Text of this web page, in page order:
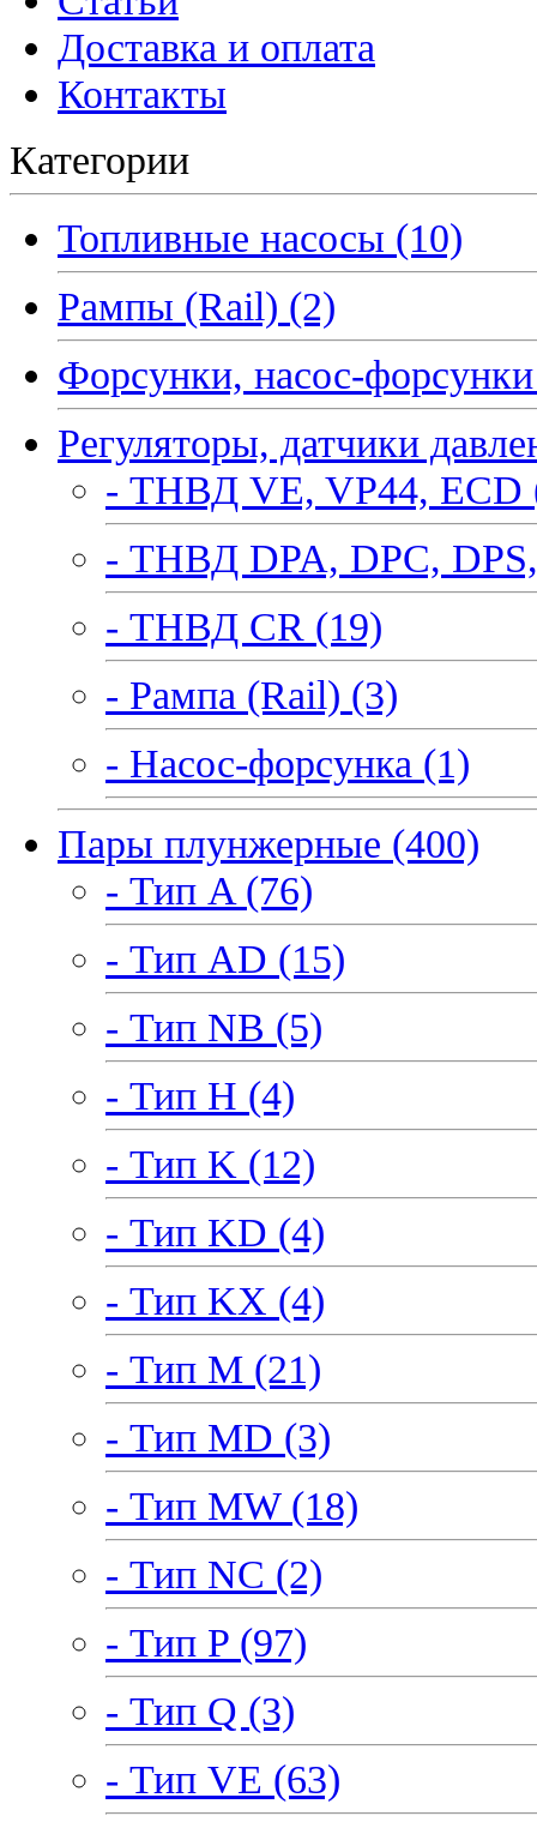
Доставка и оплата
Контакты
Категории
Топливные насосы (10)
Рампы (Rail) (2)
Форсунки, насос-
Регуляторы, датчики
- ТНВД VE, VP44, ECD
- ТНВД DPA, DPC,
- ТНВД CR (19)
- Рампа (Rail) (3)
- Насос-форсунка (1)
Пары плунжерные (400)
- Тип A (76)
- Тип AD (15)
- Тип NB (5)
- Тип H (4)
- Тип K (12)
- Тип KD (4)
- Тип KX (4)
- Тип M (21)
- Тип MD (3)
- Тип MW (18)
- Тип NC (2)
- Тип P (97)
- Тип Q (3)
- Тип VE (63)